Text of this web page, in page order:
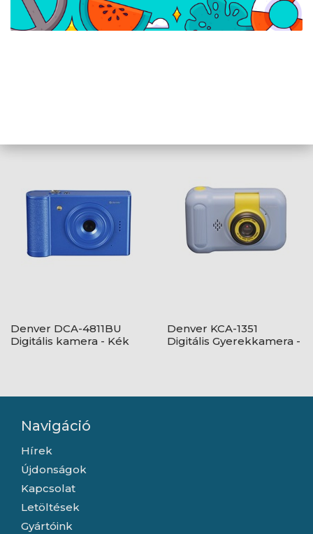
Rózsaszín
Rózsaszín
Denver DCA-4811BU
Digitális kamera - Kék
Denver KCA-1351
Digitális Gyerekkamera -
Navigáció
Hírek
Újdonságok
Kapcsolat
Letöltések
Gyártóink